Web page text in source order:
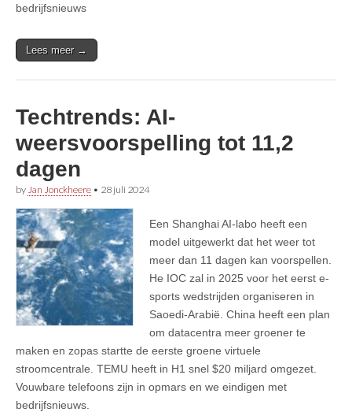
bedrijfsnieuws
Lees meer →
Techtrends: AI-
weersvoorspelling tot 11,2
dagen
by Jan Jonckheere • 28 juli 2024
Een Shanghai AI-labo heeft een
model uitgewerkt dat het weer tot
meer dan 11 dagen kan voorspellen.
He IOC zal in 2025 voor het eerst e-
sports wedstrijden organiseren in
Saoedi-Arabië. China heeft een plan
om datacentra meer groener te
maken en zopas startte de eerste groene virtuele
stroomcentrale. TEMU heeft in H1 snel $20 miljard omgezet.
Vouwbare telefoons zijn in opmars en we eindigen met
bedrijfsnieuws.